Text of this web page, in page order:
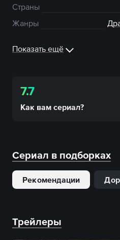
Страны
Жанры
Показать ещё
7.7
Как вам сериал?
Сериал в подборках
Рекомендации
Трейлеры